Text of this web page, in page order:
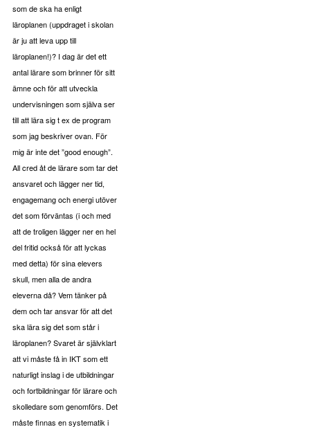
som de ska ha enligt
läroplanen (uppdraget i skolan
är ju att leva upp till
läroplanen!)? I dag är det ett
antal lärare som brinner för sitt
ämne och för att utveckla
undervisningen som själva ser
till att lära sig t ex de program
som jag beskriver ovan. För
mig är inte det ”good enough”.
All cred åt de lärare som tar det
ansvaret och lägger ner tid,
engagemang och energi utöver
det som förväntas (i och med
att de troligen lägger ner en hel
del fritid också för att lyckas
med detta) för sina elevers
skull, men alla de andra
eleverna då? Vem tänker på
dem och tar ansvar för att det
ska lära sig det som står i
läroplanen?Svaret är självklart
att vi måste få in IKT som ett
naturligt inslag i de utbildningar
och fortbildningar för lärare och
skolledare som genomförs. Det
måste finnas en systematik i